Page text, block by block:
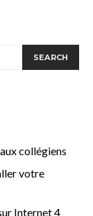
SEARCH
collégiens
votre
Internet 4